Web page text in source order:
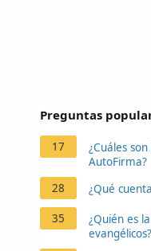
Preguntas
17
¿Cuáles
AutoFirma?
28
¿Qué
35
¿Quién es
evangélicos?